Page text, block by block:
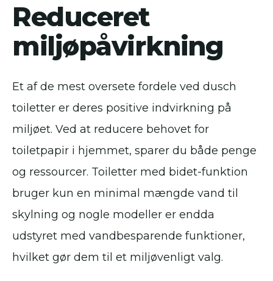
Reduceret
miljøpåvirkning
Et af de mest oversete fordele ved dusch
toiletter er deres positive indvirkning på
miljøet. Ved at reducere behovet for
toiletpapir i hjemmet, sparer du både penge
og ressourcer. Toiletter med bidet-funktion
bruger kun en minimal mængde vand til
skylning og nogle modeller er endda
udstyret med vandbesparende funktioner,
hvilket gør dem til et miljøvenligt valg.